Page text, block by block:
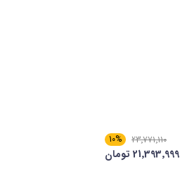
23٬771٬110
10%
21٬393٬999 تومان